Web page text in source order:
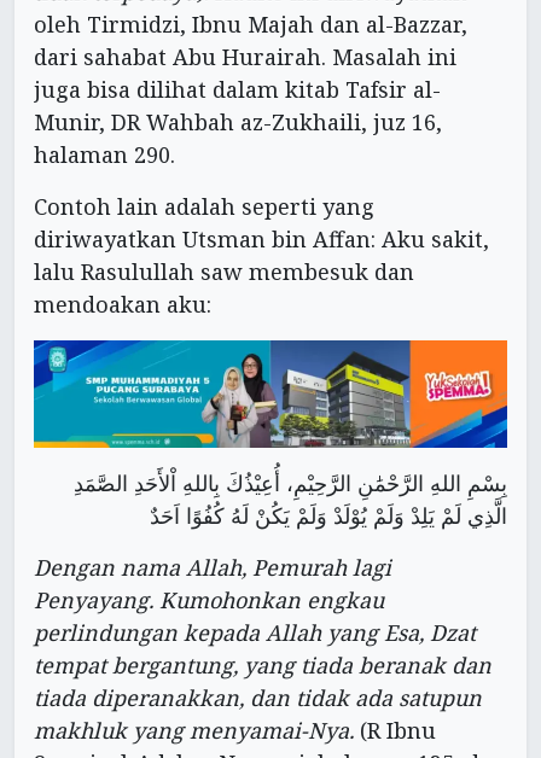
oleh Tirmidzi, Ibnu Majah dan al-Bazzar,
dari sahabat Abu Hurairah. Masalah ini
juga bisa dilihat dalam kitab Tafsir al-
Munir, DR Wahbah az-Zukhaili, juz 16,
halaman 290.
Contoh lain adalah seperti yang
diriwayatkan Utsman bin Affan: Aku sakit,
lalu Rasulullah saw membesuk dan
mendoakan aku:
بِسْمِ اللهِ الرَّحْمَٰنِ الرَّحِيْمِ، أُعِيْذُكَ بِاللهِ اْلأَحَدِ الصَّمَدِ
الَّذِي لَمْ يَلِدْ وَلَمْ يُوْلَدْ وَلَمْ يَكُنْ لَهُ كُفُوًا اَحَدٌ
Dengan nama Allah, Pemurah lagi
Penyayang. Kumohonkan engkau
perlindungan kepada Allah yang Esa, Dzat
tempat bergantung, yang tiada beranak dan
tiada diperanakkan, dan tidak ada satupun
makhluk yang menyamai-Nya. (R Ibnu